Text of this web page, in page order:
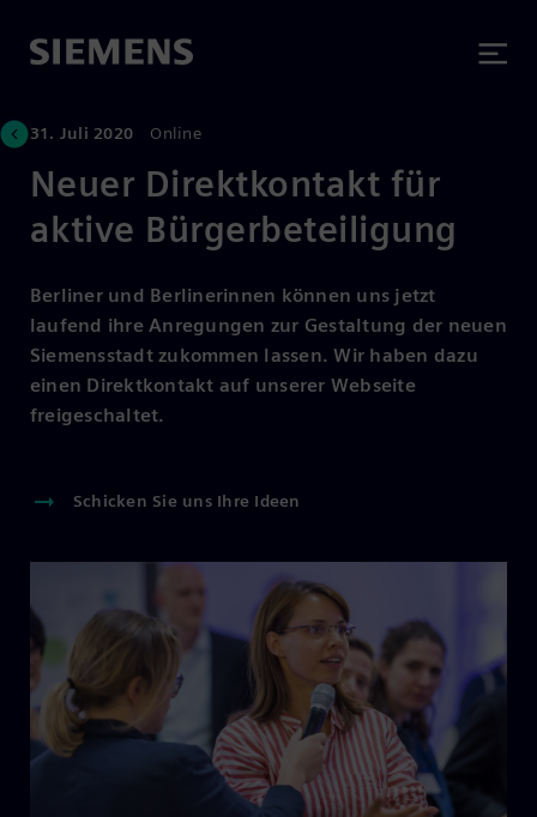
31. Juli 2020 Online
Neuer Direktkontakt für
aktive Bürgerbeteiligung
Berliner und Berlinerinnen können uns jetzt
laufend ihre Anregungen zur Gestaltung der neuen
Siemensstadt zukommen lassen. Wir haben dazu
einen Direktkontakt auf unserer Webseite
freigeschaltet.
Schicken Sie uns Ihre Ideen